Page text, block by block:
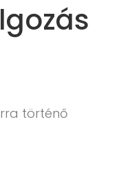
történő